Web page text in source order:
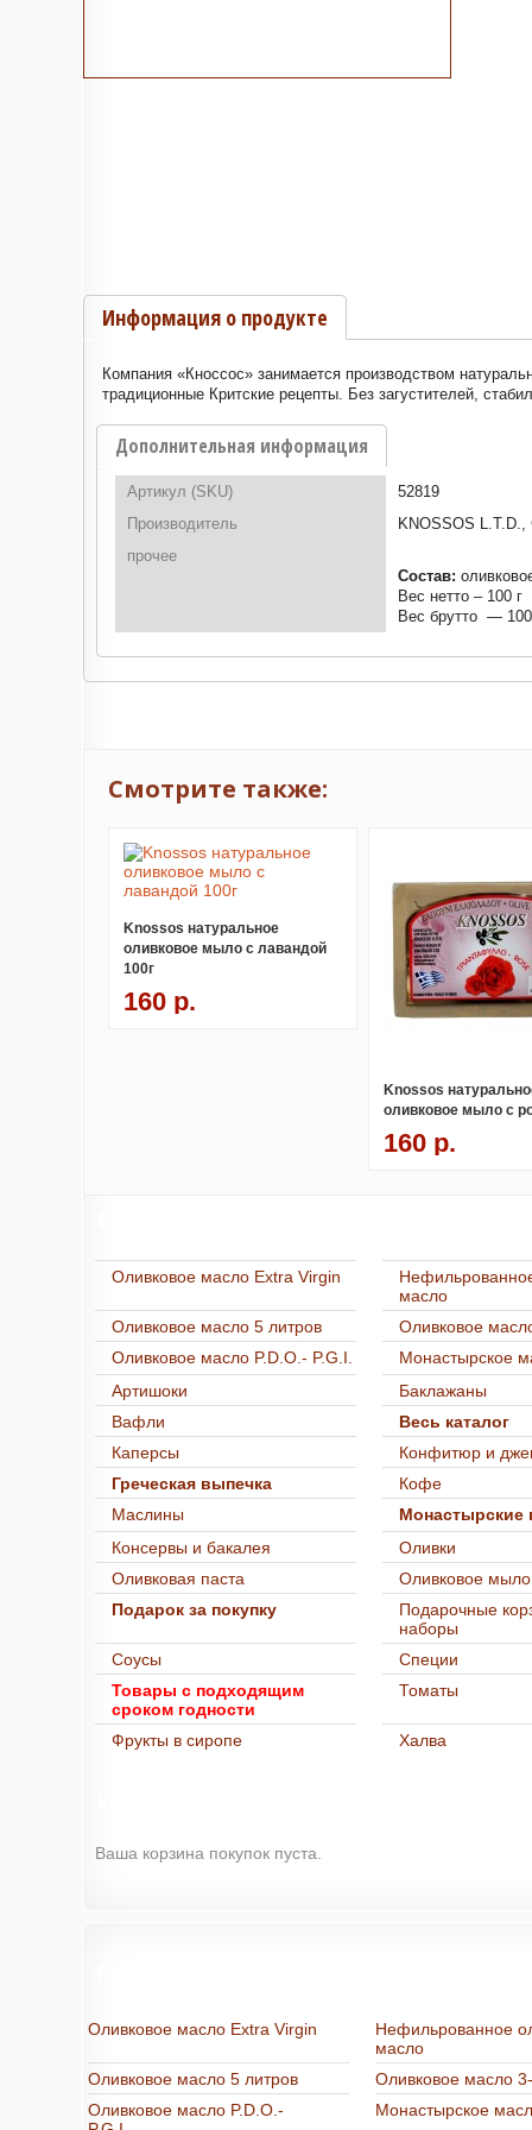
Информация о продукте
Компания «Кноссос» занимается производством
традиционные Критские рецепты. Без загустителей,
Дополнительная информация
Артикул (SKU)
52819
Производитель
KNOSSOS L.T.D.,
прочее
Состав:
Вес нетто – 100 г
Вес брутто —
Смотрите также:
Knossos натуральное
оливковое мыло с лавандой
100г
160 р.
Knossos
оливковое мыло с
160 р.
Оливковое масло Extra Virgin
масло
Оливковое масло 5 литров
Оливковое
Оливковое масло P.D.O.- P.G.I.
Монастырское
Артишоки
Баклажаны
Вафли
Весь каталог
Каперсы
Конфитюр и
Греческая выпечка
Кофе
Маслины
Монастырские
Консервы и бакалея
Оливки
Оливковая паста
Оливковое мыло
Подарок за покупку
Подарочные
наборы
Соусы
Специи
Товары с подходящим
сроком годности
Томаты
Фрукты в сиропе Халва
Ваша корзина покупок пуста.
Оливковое масло Extra Virgin
Нефильрованное
масло
Оливковое масло 5 литров
Оливковое масло
Оливковое масло P.D.O.-
Монастырское